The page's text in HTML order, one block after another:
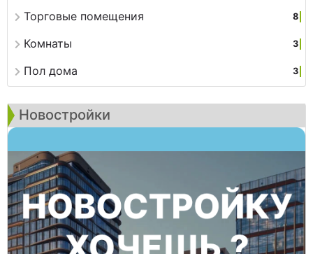
Торговые помещения 8
Комнаты 3
Пол дома 3
Новостройки